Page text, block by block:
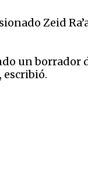
Zeid
un borrador
escribió.